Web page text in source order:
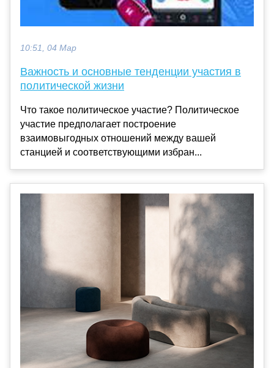
10:51, 04 Мар
Важность и основные тенденции участия в
политической жизни
Что такое политическое участие? Политическое
участие предполагает построение
взаимовыгодных отношений между вашей
станцией и соответствующими избран...